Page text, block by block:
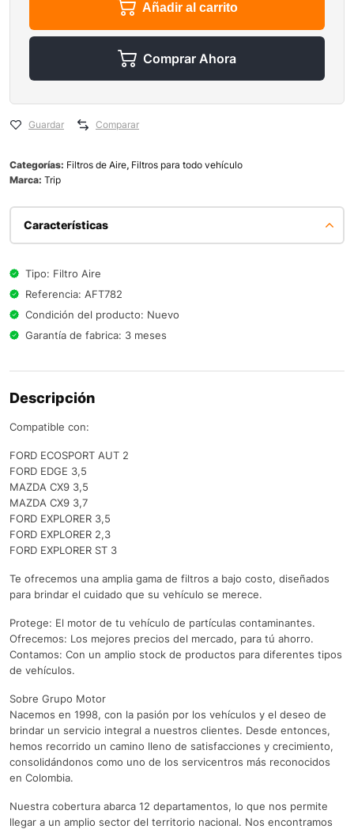
Añadir al carrito
Comprar Ahora
Guardar Comparar
Categorías: Filtros de Aire, Filtros para todo vehículo
Marca: Trip
Características
Tipo: Filtro Aire
Referencia: AFT782
Condición del producto: Nuevo
Garantía de fabrica: 3 meses
Descripción
Compatible con:
FORD ECOSPORT AUT 2
FORD EDGE 3,5
MAZDA CX9 3,5
MAZDA CX9 3,7
FORD EXPLORER 3,5
FORD EXPLORER 2,3
FORD EXPLORER ST 3
Te ofrecemos una amplia gama de filtros a bajo costo, diseñados
para brindar el cuidado que su vehículo se merece.
Protege: El motor de tu vehículo de partículas contaminantes.
Ofrecemos: Los mejores precios del mercado, para tú ahorro.
Contamos: Con un amplio stock de productos para diferentes tipos
de vehículos.
Sobre Grupo Motor
Nacemos en 1998, con la pasión por los vehículos y el deseo de
brindar un servicio integral a nuestros clientes. Desde entonces,
hemos recorrido un camino lleno de satisfacciones y crecimiento,
consolidándonos como uno de los servicentros más reconocidos
en Colombia.
Nuestra cobertura abarca 12 departamentos, lo que nos permite
llegar a un amplio sector del territorio nacional. Nos encontramos